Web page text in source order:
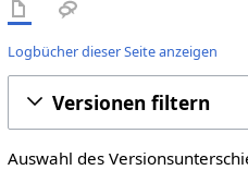
Logbücher dieser Seite anzeigen
Versionen filtern
Auswahl des